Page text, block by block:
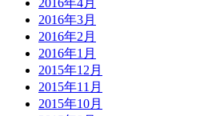
2016年4月
2016年3月
2016年2月
2016年1月
2015年12月
2015年11月
2015年10月